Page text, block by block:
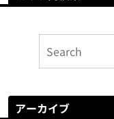
アーカイブ